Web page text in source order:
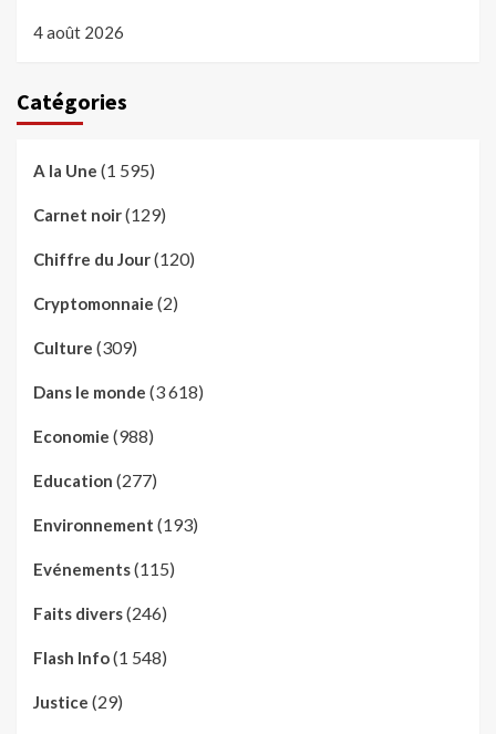
4 août 2026
Catégories
A la Une (1 595)
Carnet noir(129)
Chiffre du Jour(120)
Cryptomonnaie (2)
Culture (309)
Dans le monde (3 618)
Economie (988)
Education (277)
Environnement (193)
Evénements(115)
Faits divers(246)
Flash Info(1 548)
Justice (29)